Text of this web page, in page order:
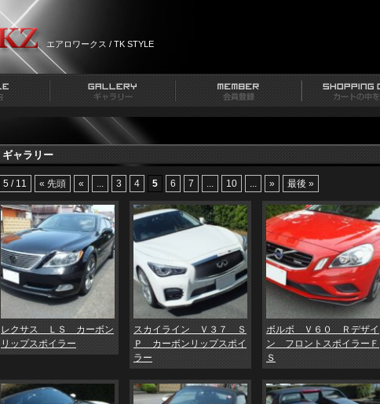
エアロワークス / TK STYLE
ギャラリー
5 / 11 « 先頭 « ... 3 4 5 6 7 ... 10 ... » 最後 »
レクサス ＬＳ カーボン
リップスポイラー
スカイライン Ｖ３７ Ｓ
Ｐ カーボンリップスポイ
ラー
ボルボ Ｖ６０ Ｒデザイ
ン フロントスポイラーＦ
Ｓ